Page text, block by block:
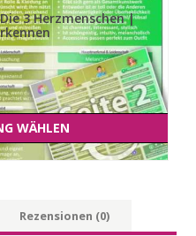
|
€ –15,00€
bis
Rezensionen (0)